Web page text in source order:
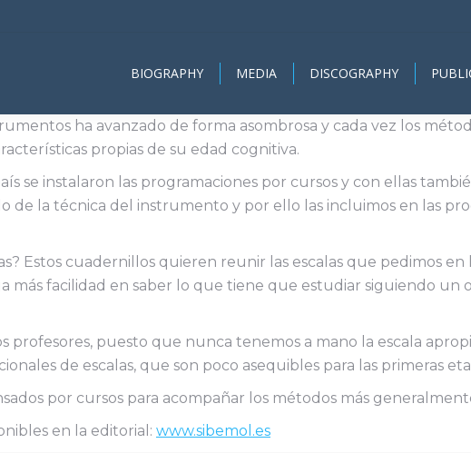
BIOGRAPHY MEDIA DISCOGRAPHY
ha avanzado de forma asombrosa y cada vez los
propias de su edad cognitiva.
se instalaron las programaciones por cursos y con ellas
de la técnica del instrumento y por ello las incluimos en las
Estos cuadernillos quieren reunir las escalas que pedimos
más facilidad en saber lo que tiene que estudiar siguiendo un
profesores, puesto que nunca tenemos a mano la escala
de escalas, que son poco asequibles para las primeras
por cursos para acompañar los métodos más
en la editorial: www.sibemol.es